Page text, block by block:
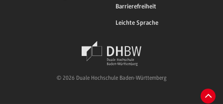
Barrierefreiheit
Leichte Sprache
© 2026 Duale Hochschule Baden-Württemberg
Zum